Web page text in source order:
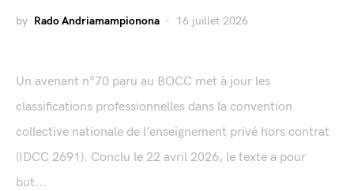
by Rado Andriamampionona 16 juillet 2026
Un avenant n°70 paru au BOCC met à jour les
classifications professionnelles dans la convention
collective nationale de l’enseignement privé hors contrat
(IDCC 2691). Conclu le 22 avril 2026, le texte a pour
but...